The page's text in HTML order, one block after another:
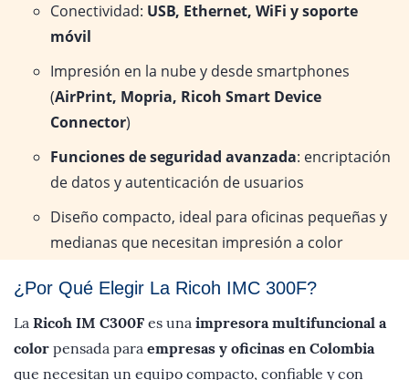
Conectividad: USB, Ethernet, WiFi y soporte
móvil
Impresión en la nube y desde smartphones
(AirPrint, Mopria, Ricoh Smart Device
Connector)
Funciones de seguridad avanzada: encriptación
de datos y autenticación de usuarios
Diseño compacto, ideal para oficinas pequeñas y
medianas que necesitan impresión a color
¿Por Qué Elegir La Ricoh IMC 300F?
La Ricoh IM C300F es una impresora multifuncional a
color pensada para empresas y oficinas en Colombia
que necesitan un equipo compacto, confiable y con